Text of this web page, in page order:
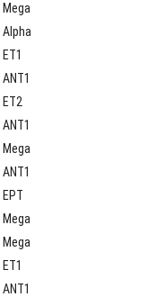
Mega
Alpha
ΕΤ1
ΑΝΤ1
ΕΤ2
ΑΝΤ1
Mega
ΑΝΤ1
ΕΡΤ
Mega
Mega
ΕΤ1
ΑΝΤ1